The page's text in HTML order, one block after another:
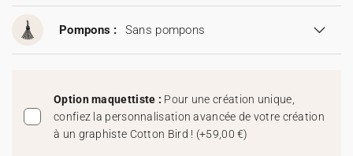
Pompons : Sans pompons
Option maquettiste : Pour une création unique,
confiez la personnalisation avancée de votre création
à un graphiste Cotton Bird ! (+59,00 €)